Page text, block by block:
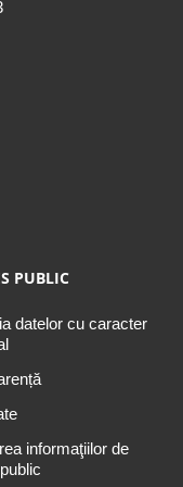
PUBLIC
datelor cu caracter
informaţiilor de